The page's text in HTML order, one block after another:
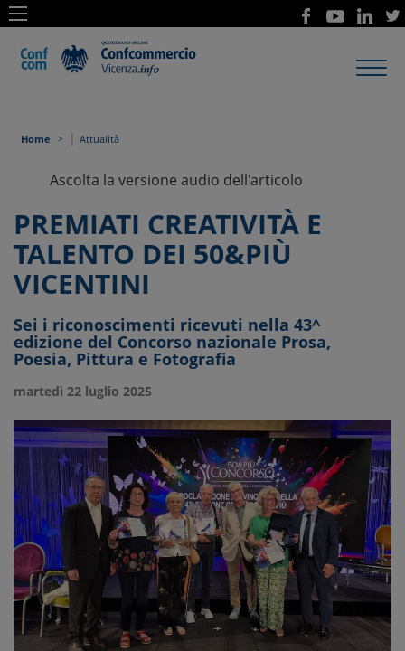
Home | Attualità
Ascolta la versione audio dell'articolo
PREMIATI CREATIVITÀ E
TALENTO DEI 50&PIÙ
VICENTINI
Sei i riconoscimenti ricevuti nella 43^
edizione del Concorso nazionale Prosa,
Poesia, Pittura e Fotografia
martedì 22 luglio 2025